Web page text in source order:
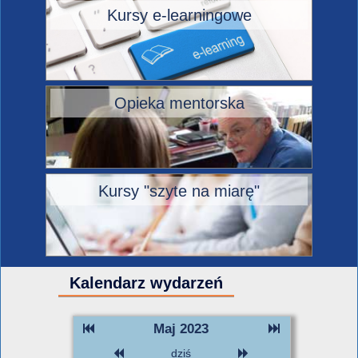
Kursy e-learningowe
Opieka mentorska
Kursy "szyte na miarę"
Kalendarz wydarzeń
Maj 2023
dziś